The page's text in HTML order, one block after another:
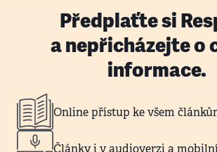
Předplaťte si
a nepřicházejte o
informace.
Online přístup ke všem
Články i v audioverzi a